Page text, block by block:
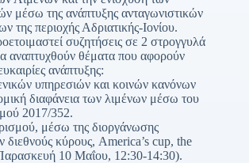
μέσω της ανάπτυξης ανταγωνιστικών
της περιοχής Αδριατικής-Ιονίου.
συζητήσεις σε 2 στρογγυλά
αναπτυχθούν θέματα που αφορούν
ανάπτυξης:
υπηρεσιών και κοινών κανόνων
διαφάνεια των λιμένων μέσω του
2017/352.
μέσω της διοργάνωσης
διεθνούς κύρους, America’s cup, the
10 Μαΐου, 12:30-14:30).